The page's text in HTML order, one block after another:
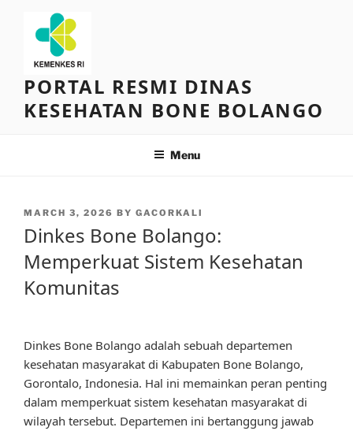
content
PORTAL RESMI DINAS
KESEHATAN BONE BOLANGO
Menu
POSTED
MARCH 3, 2026 BY GACORKALI
Dinkes Bone Bolango:
Memperkuat Sistem Kesehatan
Komunitas
Dinkes Bone Bolango adalah sebuah departemen
kesehatan masyarakat di Kabupaten Bone Bolango,
Gorontalo, Indonesia. Hal ini memainkan peran penting
dalam memperkuat sistem kesehatan masyarakat di
wilayah tersebut. Departemen ini bertanggung jawab